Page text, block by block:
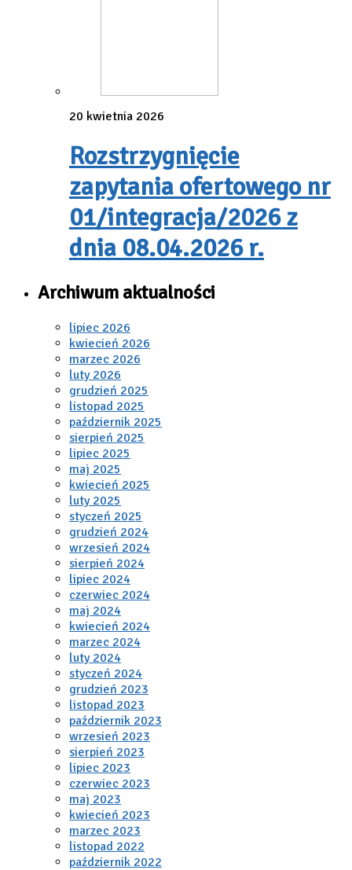
20 kwietnia 2026
Rozstrzygnięcie
zapytania ofertowego nr
01/integracja/2026 z
dnia 08.04.2026 r.
Archiwum aktualności
lipiec 2026
kwiecień 2026
marzec 2026
luty 2026
grudzień 2025
listopad 2025
październik 2025
sierpień 2025
lipiec 2025
maj 2025
kwiecień 2025
luty 2025
styczeń 2025
grudzień 2024
wrzesień 2024
sierpień 2024
lipiec 2024
czerwiec 2024
maj 2024
kwiecień 2024
marzec 2024
luty 2024
styczeń 2024
grudzień 2023
listopad 2023
październik 2023
wrzesień 2023
sierpień 2023
lipiec 2023
czerwiec 2023
maj 2023
kwiecień 2023
marzec 2023
listopad 2022
październik 2022